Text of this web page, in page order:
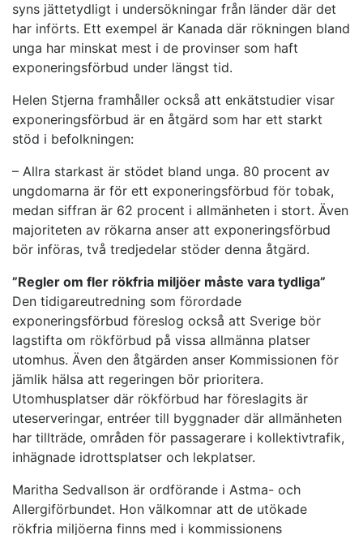
syns jättetydligt i undersökningar från länder där det
har införts. Ett exempel är Kanada där rökningen bland
unga har minskat mest i de provinser som haft
exponeringsförbud under längst tid.
Helen Stjerna framhåller också att enkätstudier visar
exponeringsförbud är en åtgärd som har ett starkt
stöd i befolkningen:
– Allra starkast är stödet bland unga. 80 procent av
ungdomarna är för ett exponeringsförbud för tobak,
medan siffran är 62 procent i allmänheten i stort. Även
majoriteten av rökarna anser att exponeringsförbud
bör införas, två tredjedelar stöder denna åtgärd.
”Regler om fler rökfria miljöer måste vara tydliga”
Den tidigareutredning som förordade
exponeringsförbud föreslog också att Sverige bör
lagstifta om rökförbud på vissa allmänna platser
utomhus. Även den åtgärden anser Kommissionen för
jämlik hälsa att regeringen bör prioritera.
Utomhusplatser där rökförbud har föreslagits är
uteserveringar, entréer till byggnader där allmänheten
har tillträde, områden för passagerare i kollektivtrafik,
inhägnade idrottsplatser och lekplatser.
Maritha Sedvallson är ordförande i Astma- och
Allergiförbundet. Hon välkomnar att de utökade
rökfria miljöerna finns med i kommissionens